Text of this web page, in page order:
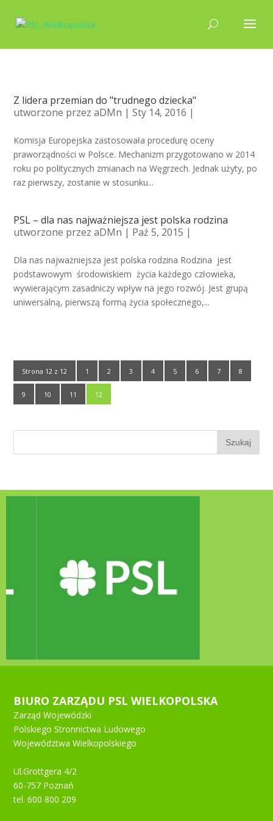
Z lidera przemian do "trudnego dziecka"
utworzone przezaDMn | Sty 14, 2016 |
Komisja Europejska zastosowała procedurę oceny
praworządności w Polsce. Mechanizm przygotowano w 2014
roku po politycznych zmianach na Węgrzech. Jednak użyty, po
raz pierwszy, zostanie w stosunku...
PSL – dla nas najważniejsza jest polska rodzina
utworzone przezaDMn | Paź 5, 2015 |
Dla nas najważniejsza jest polska rodzina Rodzina jest
podstawowym środowiskiem życia każdego człowieka,
wywierającym zasadniczy wpływ na jego rozwój. Jest grupą
uniwersalną, pierwszą formą życia społecznego,...
Strona 12 z 12 1 2 3 4 5 6 7 8
9 10 11 12
BIURO ZARZĄDU PSL WIELKOPOLSKA
Zarząd Wojewódzki
Polskiego Stronnictwa Ludowego
Województwa Wielkopolskiego
Ul.Grottgera 4/2
60-757 Poznań
tel. 600 800 209